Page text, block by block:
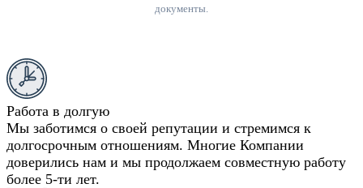
документы.
Работа в долгую
Мы заботимся о своей репутации и стремимся к
долгосрочным отношениям. Многие Компании
доверились нам и мы продолжаем совместную работу
более 5-ти лет.